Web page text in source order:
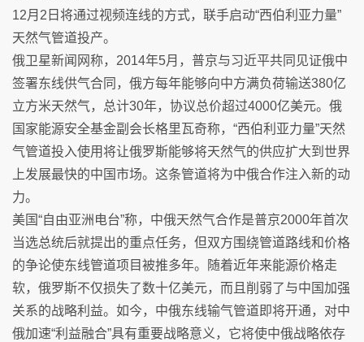
12月2日将通过视频连线的方式，联手启动“西伯利亚力量”
天然气管道投产。
俄卫星新闻网称，2014年5月，普京与习近平共同见证俄中
签署东线供气合同，俄方每年能够向中方满负荷输送380亿
立方米天然气，总计30年，协议总价超过4000亿美元。俄
国家能源安全基金副会长格里瓦奇称，“西伯利亚力量”天然
气管道投入使用将让俄罗斯能够将天然气的供应扩大到世界
上发展最快的中国市场。这条管道将为中俄合作注入新的动
力。
美国“自由亚洲电台”称，中俄天然气合作是普京2000年首次
当选总统后就提出的重点任务，但双方围绕管道路线和价格
的争论使东线管道项目被推多年。随着近年来能源价格走
软，俄罗斯不仅损失了数十亿美元，而且削弱了与中国加强
关系的战略利益。如今，中俄东线输气管道即将开通，对中
俄加速“利益融合”具有重要战略意义，它将使中俄战略依存